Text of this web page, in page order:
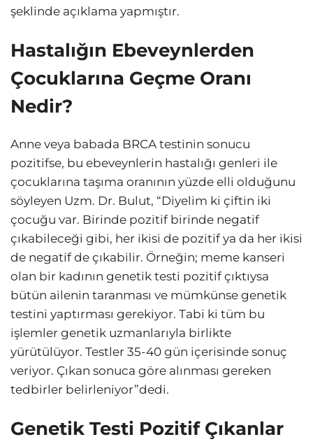
şeklinde açıklama yapmıştır.
Hastalığın Ebeveynlerden
Çocuklarına Geçme Oranı
Nedir?
Anne veya babada BRCA testinin sonucu
pozitifse, bu ebeveynlerin hastalığı genleri ile
çocuklarına taşıma oranının yüzde elli olduğunu
söyleyen Uzm. Dr. Bulut, “Diyelim ki çiftin iki
çocuğu var. Birinde pozitif birinde negatif
çıkabileceği gibi, her ikisi de pozitif ya da her ikisi
de negatif de çıkabilir. Örneğin; meme kanseri
olan bir kadının genetik testi pozitif çıktıysa
bütün ailenin taranması ve mümkünse genetik
testini yaptırması gerekiyor. Tabi ki tüm bu
işlemler genetik uzmanlarıyla birlikte
yürütülüyor. Testler 35-40 gün içerisinde sonuç
veriyor. Çıkan sonuca göre alınması gereken
tedbirler belirleniyor”dedi.
Genetik Testi Pozitif Çıkanlar